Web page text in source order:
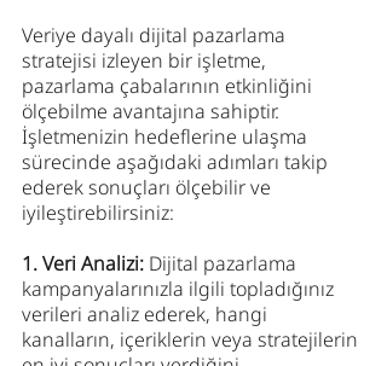
Veriye dayalı dijital pazarlama
stratejisi izleyen bir işletme,
pazarlama çabalarının etkinliğini
ölçebilme avantajına sahiptir.
İşletmenizin hedeflerine ulaşma
sürecinde aşağıdaki adımları takip
ederek sonuçları ölçebilir ve
iyileştirebilirsiniz:
1. Veri Analizi: Dijital pazarlama
kampanyalarınızla ilgili topladığınız
verileri analiz ederek, hangi
kanalların, içeriklerin veya stratejilerin